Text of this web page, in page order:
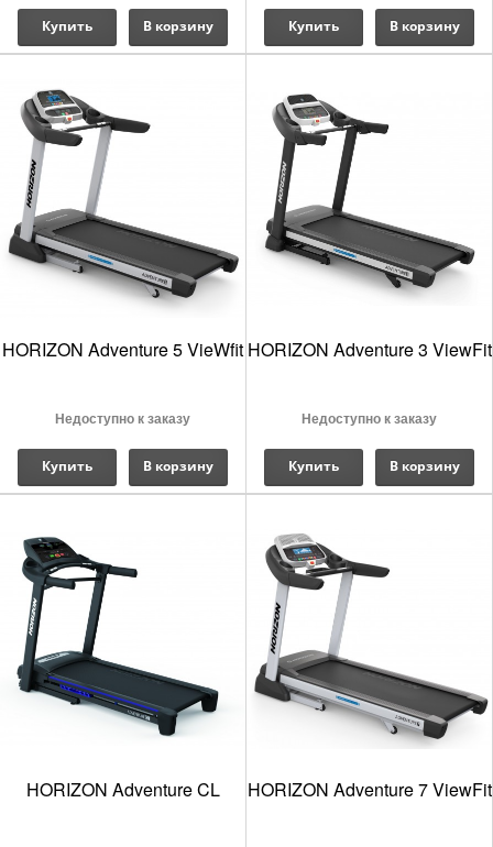
Купить В корзину Купить В корзину
HORIZON Adventure 5 VieWfit
Недоступно к заказу
Купить В корзину
HORIZON Adventure 3 ViewFit
Недоступно к заказу
Купить В корзину
HORIZON Adventure CL HORIZON Adventure 7 ViewFit